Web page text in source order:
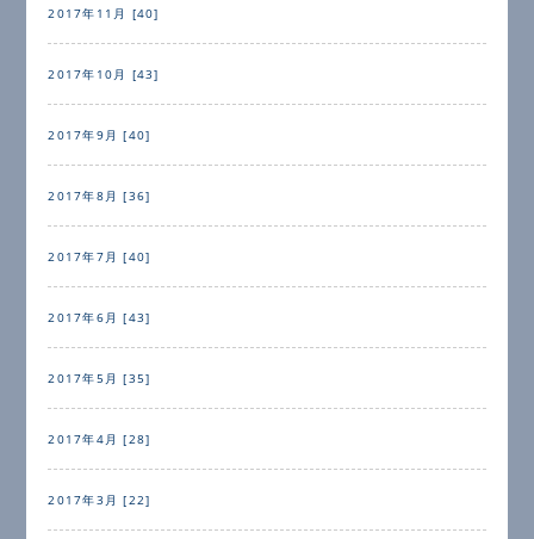
2017年11月 [40]
2017年10月 [43]
2017年9月 [40]
2017年8月 [36]
2017年7月 [40]
2017年6月 [43]
2017年5月 [35]
2017年4月 [28]
2017年3月 [22]